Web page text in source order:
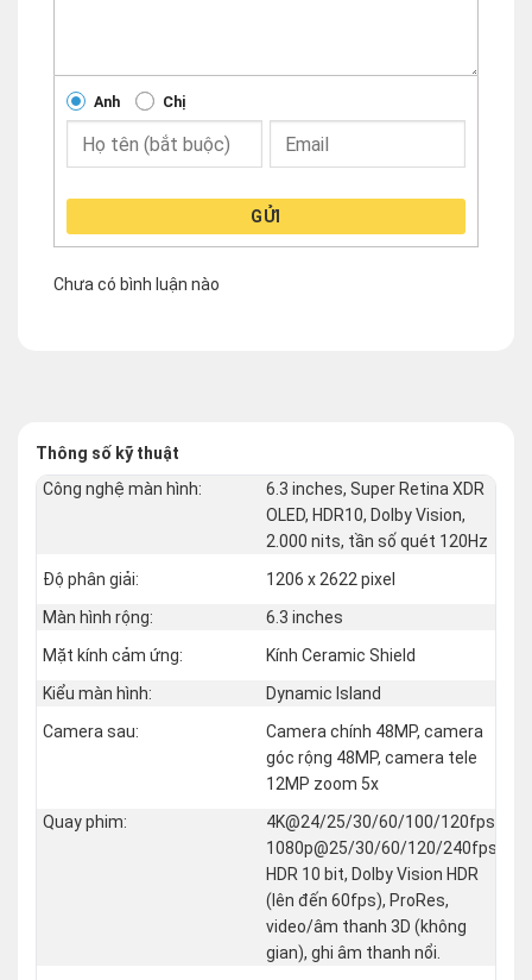
Anh Chị
GỬI
Chưa có bình luận nào
Thông số kỹ thuật
Công nghệ màn hình:
6.3 inches, Super Retina XDR
OLED, HDR10, Dolby Vision,
2.000 nits, tần số quét 120Hz
Độ phân giải:
1206 x 2622 pixel
Màn hình rộng:
6.3 inches
Mặt kính cảm ứng:
Kính Ceramic Shield
Kiểu màn hình:
Dynamic Island
Camera sau:
Camera chính 48MP, camera
góc rộng 48MP, camera tele
12MP zoom 5x
Quay phim:
4K@24/25/30/60/100/120fps,
1080p@25/30/60/120/240fps,
HDR 10 bit, Dolby Vision HDR
(lên đến 60fps), ProRes,
video/âm thanh 3D (không
gian), ghi âm thanh nổi.